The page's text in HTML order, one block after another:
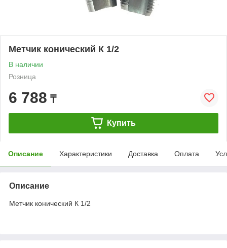
Метчик конический К 1/2
В наличии
Розница
6 788 ₸
Купить
Описание Характеристики Доставка Оплата
Описание
Метчик конический К 1/2